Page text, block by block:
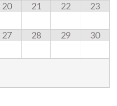
20 21 22 23
27 28 29 30